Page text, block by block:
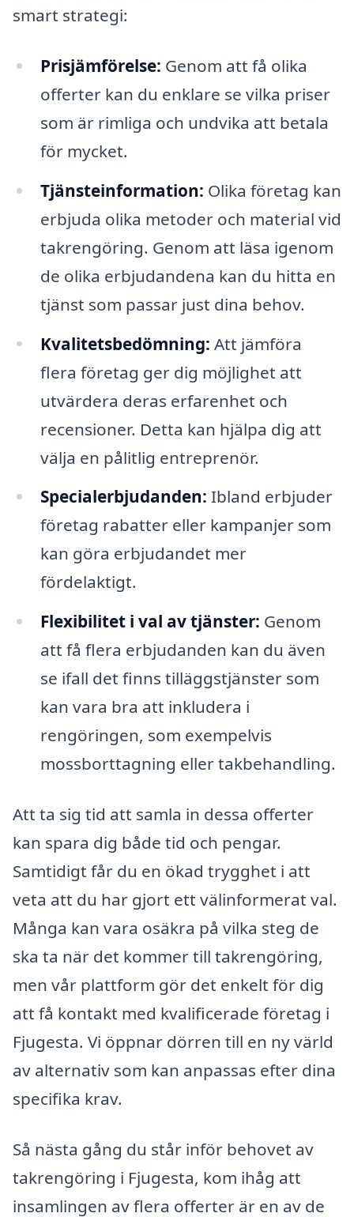
smart strategi:
Prisjämförelse: Genom att få olika
offerter kan du enklare se vilka priser
som är rimliga och undvika att betala
för mycket.
Tjänsteinformation: Olika företag kan
erbjuda olika metoder och material vid
takrengöring. Genom att läsa igenom
de olika erbjudandena kan du hitta en
tjänst som passar just dina behov.
Kvalitetsbedömning: Att jämföra
flera företag ger dig möjlighet att
utvärdera deras erfarenhet och
recensioner. Detta kan hjälpa dig att
välja en pålitlig entreprenör.
Specialerbjudanden: Ibland erbjuder
företag rabatter eller kampanjer som
kan göra erbjudandet mer
fördelaktigt.
Flexibilitet i val av tjänster: Genom
att få flera erbjudanden kan du även
se ifall det finns tilläggstjänster som
kan vara bra att inkludera i
rengöringen, som exempelvis
mossborttagning eller takbehandling.
Att ta sig tid att samla in dessa offerter
kan spara dig både tid och pengar.
Samtidigt får du en ökad trygghet i att
veta att du har gjort ett välinformerat val.
Många kan vara osäkra på vilka steg de
ska ta när det kommer till takrengöring,
men vår plattform gör det enkelt för dig
att få kontakt med kvalificerade företag i
Fjugesta. Vi öppnar dörren till en ny värld
av alternativ som kan anpassas efter dina
specifika krav.
Så nästa gång du står inför behovet av
takrengöring i Fjugesta, kom ihåg att
insamlingen av flera offerter är en av de